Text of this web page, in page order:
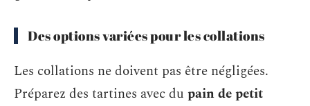
Des options variées pour les collations
Les collations ne doivent pas être négligées.
Préparez des tartines avec du pain de petit